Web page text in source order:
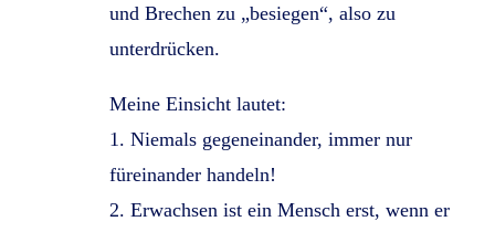
und Brechen zu „besiegen“, also zu
unterdrücken.
Meine Einsicht lautet:
1. Niemals gegeneinander, immer nur
füreinander handeln!
2. Erwachsen ist ein Mensch erst, wenn er